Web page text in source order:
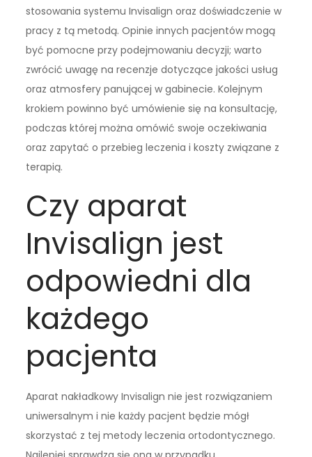
stosowania systemu Invisalign oraz doświadczenie w
pracy z tą metodą. Opinie innych pacjentów mogą
być pomocne przy podejmowaniu decyzji; warto
zwrócić uwagę na recenzje dotyczące jakości usług
oraz atmosfery panującej w gabinecie. Kolejnym
krokiem powinno być umówienie się na konsultację,
podczas której można omówić swoje oczekiwania
oraz zapytać o przebieg leczenia i koszty związane z
terapią.
Czy aparat
Invisalign jest
odpowiedni dla
każdego
pacjenta
Aparat nakładkowy Invisalign nie jest rozwiązaniem
uniwersalnym i nie każdy pacjent będzie mógł
skorzystać z tej metody leczenia ortodontycznego.